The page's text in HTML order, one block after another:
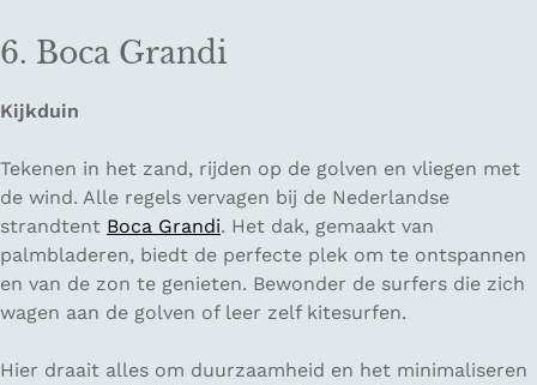
6. Boca Grandi
Kijkduin
Tekenen in het zand, rijden op de golven en vliegen met
de wind. Alle regels vervagen bij de Nederlandse
strandtent Boca Grandi. Het dak, gemaakt van
palmbladeren, biedt de perfecte plek om te ontspannen
en van de zon te genieten. Bewonder de surfers die zich
wagen aan de golven of leer zelf kitesurfen.
Hier draait alles om duurzaamheid en het minimaliseren